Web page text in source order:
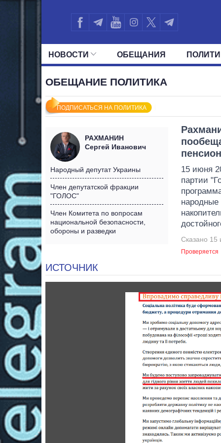
НОВОСТИ ОБЕЩАНИЯ
ОБЕЩАНИЕ ПОЛИТИКА
ПОДПИСАТЬСЯ НА ПОЛИТИКА
РАХМАНИН
Сергей Иванович
Народный депутат Украины
Член депутатской фракции
"ГОЛОС"
Член Комитета по вопросам
национальной безопасности,
обороны и разведки
15 июня
партии
Сказано 15
Проверяется
ИСТОЧНИК